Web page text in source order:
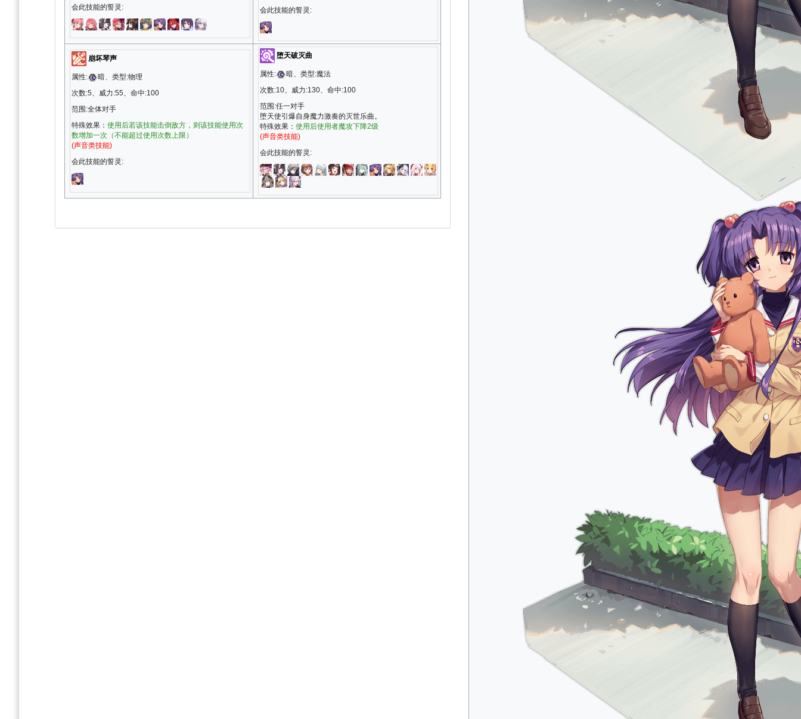
会此技能的誓灵:
会此技能的誓灵:
崩坏琴声
属性:
暗、类型:物理
次数:5、威力:55、命中:100
范围:全体对手
特殊效果： 使用后若该技能击倒敌方，则该技能使用次
数增加一次（不能超过使用次数上限）
(声音类技能)
会此技能的誓灵:
堕天破灭曲
属性:
暗、类型:魔法
次数:10、威力:130、命中:100
范围:任一对手
堕天使引爆自身魔力激奏的灭世乐曲。
特殊效果： 使用后使用者魔攻下降2级
(声音类技能)
会此技能的誓灵: